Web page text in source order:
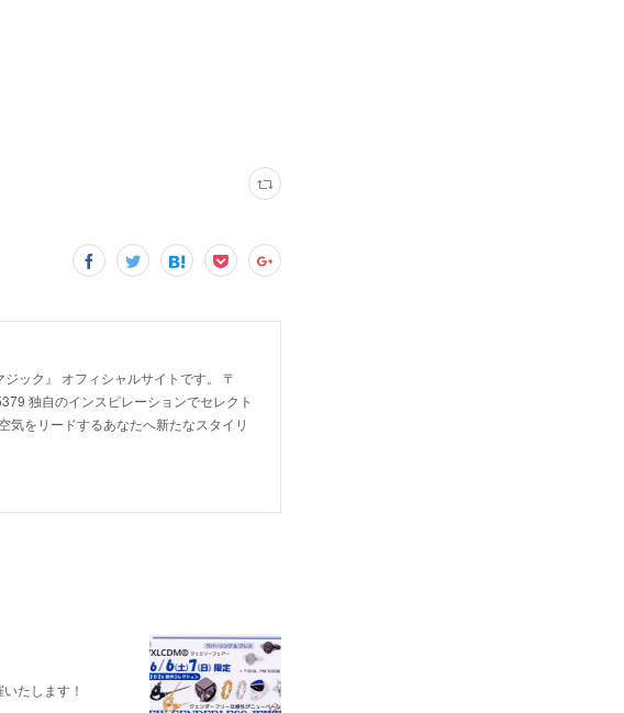
ック』 オフィシャルサイトです。 〒
独自のインスピレーションでセレクト
気をリードするあなたへ新たなスタイリ
たします！